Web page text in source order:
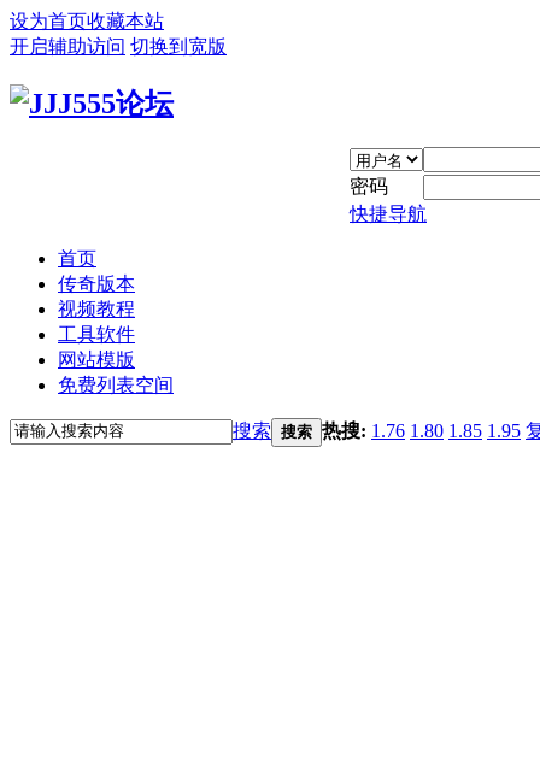
设为首页收藏本站
开启辅助访问 切换到宽版
密码
快捷导航
首页
传奇版本
视频教程
工具软件
网站模版
免费列表空间
搜索 搜索 热搜: 1.76 1.80 1.85 1.95